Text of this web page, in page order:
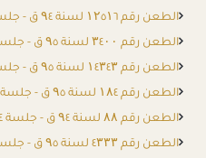
الطعن رقم ۱۲٥۱٦ لسنة ۹٤ ق - جلسة ۲۰۲٥/۱۲/۰۹
الطعن رقم ۳٤۰۰ لسنة ۹٥ ق - جلسة ۲۰۲٥/۱۲/۰۸
الطعن رقم ۱٤۳٤۳ لسنة ۹٥ ق - جلسة ۲۰۲٥/۱۲/۰٤
الطعن رقم ۱۸٤ لسنة ۹٥ ق - جلسة ۲۰۲٥/۱۲/۰٤
الطعن رقم ۸۸ لسنة ۹٤ ق - جلسة ۲۰۲٥/۱۲/۰٤
الطعن رقم ٤۳۳۳ لسنة ۹٥ ق - جلسة ۲۰۲٥/۱۲/۰۲